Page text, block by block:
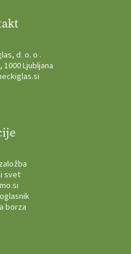
d. o. o .
1000 Ljubljana
svet
borza